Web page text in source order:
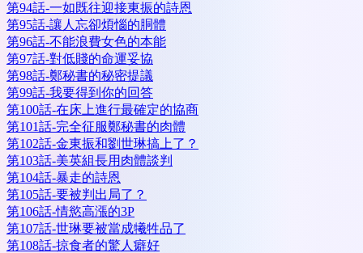
第94話-一如既往迎接東振的詩恩
第95話-讓人忘卻煩惱的胴體
第96話-不能浪費女色的本能
第97話-對低賤的命運妥協
第98話-鄭秘書的秘密提議
第99話-我要得到你的回答
第100話-在床上進行最確定的協商
第101話-完全征服鄭秘書的肉體
第102話-金東振和劉世琳搞上了？
第103話-美英組長用肉體談判
第104話-暴走的詩恩
第105話-要被判出局了？
第106話-情慾高漲的3P
第107話-世琳要被當成犧牲品了
第108話-掠食者的驚人癖好